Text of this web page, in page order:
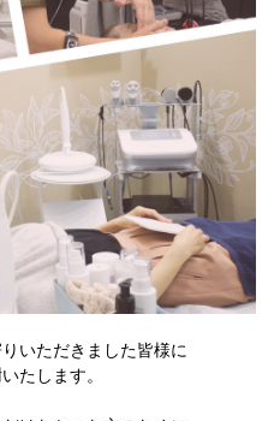
いただきました皆様に
たします。